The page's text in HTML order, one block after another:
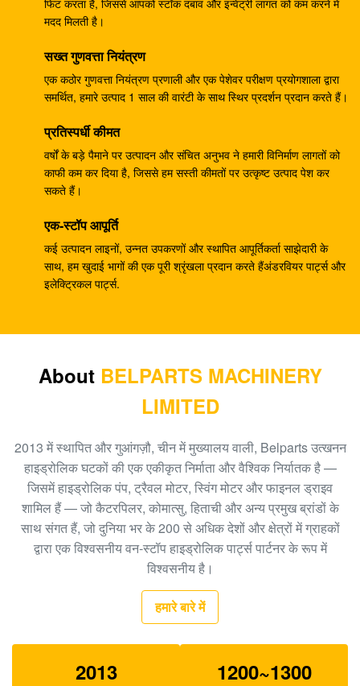
लिए वाणिज्यिक राम पंप
खुदाई करने वाला EC240B छोटा गियर रिडक्शन बॉक्स
14528735 V0E14575732 SA7117-34050
708-25-04014 औद्योगिक गियर पंप, खुदाई पीसी200-5 के लिए
खुदाई पीसी200-3 हाइड्रोलिक गियर पंप 708-25-0106410
खुदाई करने वाला ZX200 9233687 ट्रैवल गियरबॉक्स,
पीसी200-6 पीसी200-7 गियर स्पीड रेड्यूसर, मोटर रेड्यूसर
गियरबॉक्स 20Y-27-00301
GM38VB-A-79-131 SK200-8 SK210-8 . के लिए अंतिम
A8VO200 DH420
708-1L-00413 हाइड्रोलिक गियर पंप, एचपीवी 95 हाइड्रोलिक
खुदाई करने वाला HPV160 हाइड्रोलिक बाहरी गियर पंप 704-23-
30601
EC210 EC240 खुदाई मुख्य नियंत्रण वाल्व VOE14532821
PC300-6 खुदाई गियर प्रकार हाइड्रोलिक पंप PHV132 708-
१०० नया ईसी२९०बीएलसी खुदाई नियंत्रण वाल्व १४५११४३९
मदद मिलती है।
सख्त गुणवत्ता नियंत्रण
एक कठोर गुणवत्ता नियंत्रण प्रणाली और एक पेशेवर परीक्षण प्रयोगशाला द्वारा
समर्थित, हमारे उत्पाद 1 साल की वारंटी के साथ स्थिर प्रदर्शन प्रदान करते हैं।
प्रतिस्पर्धी कीमत
वर्षों के बड़े पैमाने पर उत्पादन और संचित अनुभव ने हमारी विनिर्माण लागतों को
काफी कम कर दिया है, जिससे हम सस्ती कीमतों पर उत्कृष्ट उत्पाद पेश कर
सकते हैं।
एक-स्टॉप आपूर्ति
कई उत्पादन लाइनों, उन्नत उपकरणों और स्थापित आपूर्तिकर्ता साझेदारी के
साथ, हम खुदाई भागों की एक पूरी श्रृंखला प्रदान करते हैंअंडरवियर पार्ट्स और
इलेक्ट्रिकल पार्ट्स.
About BELPARTS MACHINERY
LIMITED
2013 में स्थापित और गुआंगज़ौ, चीन में मुख्यालय वाली, Belparts उत्खनन
हाइड्रोलिक घटकों की एक एकीकृत निर्माता और वैश्विक निर्यातक है —
जिसमें हाइड्रोलिक पंप, ट्रैवल मोटर, स्विंग मोटर और फाइनल ड्राइव
शामिल हैं — जो कैटरपिलर, कोमात्सु, हिताची और अन्य प्रमुख ब्रांडों के
साथ संगत हैं, जो दुनिया भर के 200 से अधिक देशों और क्षेत्रों में ग्राहकों
द्वारा एक विश्वसनीय वन-स्टॉप हाइड्रोलिक पार्ट्स पार्टनर के रूप में
विश्वसनीय है।
हमारे बारे में
2013 1200~1300